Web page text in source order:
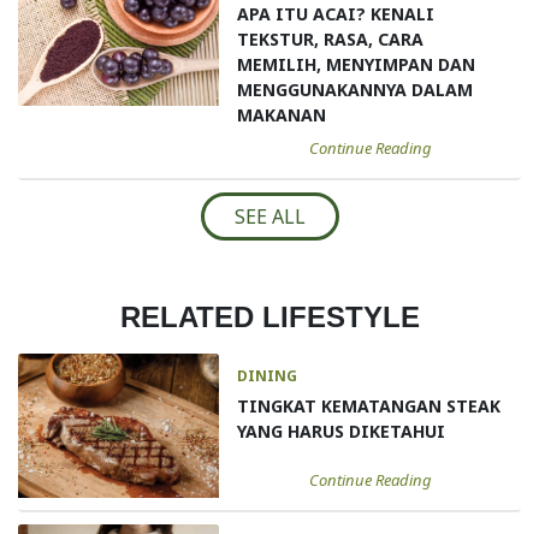
APA ITU ACAI? KENALI
TEKSTUR, RASA, CARA
MEMILIH, MENYIMPAN DAN
MENGGUNAKANNYA DALAM
MAKANAN
Continue Reading
SEE ALL
RELATED LIFESTYLE
DINING
TINGKAT KEMATANGAN STEAK
YANG HARUS DIKETAHUI
Continue Reading